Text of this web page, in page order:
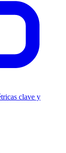
clave y